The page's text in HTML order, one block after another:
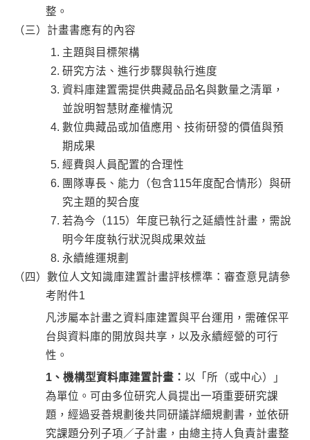
整。
（三）計畫書應有的內容
主題與目標架構
研究方法、進行步驟與執行進度
資料庫建置需提供典藏品品名與數量之清單，
並說明智慧財產權情況
數位典藏品或加值應用、技術研發的價值與預
期成果
經費與人員配置的合理性
團隊專長、能力（包含115年度配合情形）與研
究主題的契合度
若為今（115）年度已執行之延續性計畫，需說
明今年度執行狀況與成果效益
永續維運規劃
（四）數位人文知識庫建置計畫評核標準：審查意見請參
考附件1
凡涉屬本計畫之資料庫建置與平台運用，需確保平
台與資料庫的開放與共享，以及永續經營的可行
性。
1、機構型資料庫建置計畫：以「所（或中心）」
為單位。可由多位研究人員提出一項重要研究課
題，經過妥善規劃後共同研議詳細規劃書，並依研
究課題分列子項／子計畫，由總主持人負責計畫整